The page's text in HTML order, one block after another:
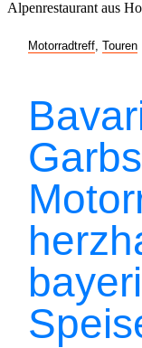
Motorradtreff Touren